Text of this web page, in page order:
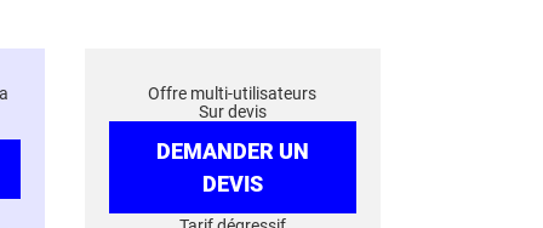
Offre multi-utilisateurs
Sur devis
DEMANDER UN
DEVIS